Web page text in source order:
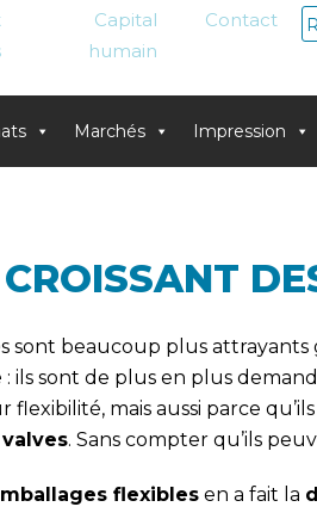
Capital
humain
Contact
Marchés Impression
sont beaucoup plus
: ils sont de plus en plus
mais aussi parce
. Sans compter qu’ils
flexiblesen a fait la